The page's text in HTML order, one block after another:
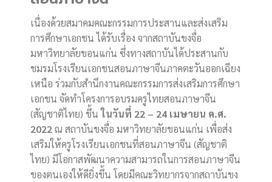
เนื่องด้วยสมาคมคณะกรรมการประสานและส่งเสริม
การศึกษาเอกชน ได้รับเรื่อง จากสถาบันขงจื่อ
มหาวิทยาลัยขอนแก่น ซึ่งทางสถาบันได้ประสานกับ
ชมรมโรงเรียนเอกชนสอนภาษาจีนภาคตะวันออกเฉียง
เหนือ ร่วมกับสำนึกงานคณะกรรมการส่งเสริมการศึกษา
เอกชน จัดทำโครงการอบรมครูไทยสอนภาษาจีน
(สัญชาติไทย) ขึ้นในวันที่ 22 – 24 เมษายน ค.ศ.
2022ณ สถาบันขงจื่อ มหาวิทยาลัยขอนแก่น เพื่อส่ง
เสริมให้ครูโรงเรียนเอกชนที่สอนภาษาจีน (สัญชาติ
ไทย) มีโอกาสพัฒนาความสามารถในการสอนภาษาจีน
ของตนเองให้ดียิ่งขึ้น โดยมีคณะวิทยากรจากสถาบันขง